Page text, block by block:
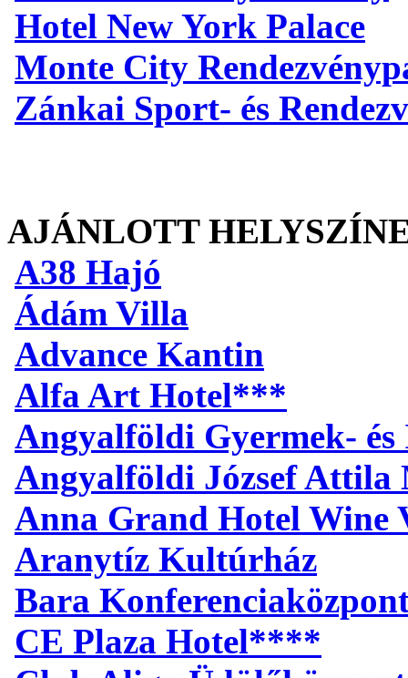
Hotel New York Palace
Monte City
Zánkai Sport- és
AJÁNLOTT
A38 Hajó
Ádám Villa
Advance Kantin
Alfa Art Hotel***
Angyalföldi Gyermek-
Angyalföldi József Attila
Anna Grand Hotel Wine
Aranytíz Kultúrház
Bara
CE Plaza Hotel****